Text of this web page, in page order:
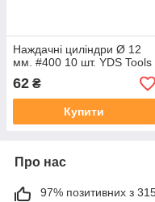
Наждачні циліндри Ø 12
мм. #400 10 шт. YDS Tools
62 ₴
Купити
Про нас
97% позитивних з 315